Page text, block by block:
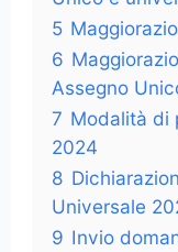
5
6
Assegno
7 Modalità di
2024
8
Universale
9 Invio